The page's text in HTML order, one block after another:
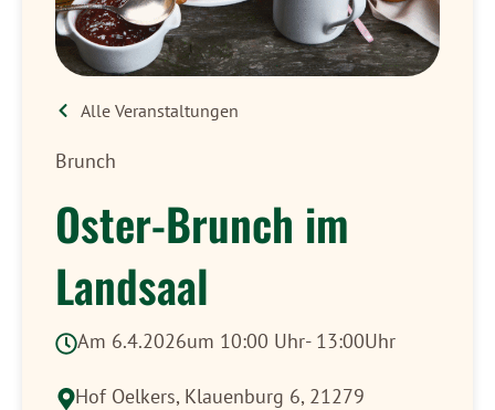
Alle Veranstaltungen
Brunch
Oster-Brunch im
Landsaal
Am 6.4.2026um 10:00 Uhr- 13:00Uhr
Hof Oelkers, Klauenburg 6, 21279